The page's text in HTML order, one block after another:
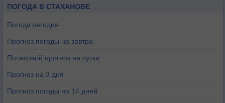
ПОГОДА В СТАХАНОВЕ
Погода сегодня
Прогноз погоды на завтра
Почасовой прогноз на сутки
Прогноз на 3 дня
Прогноз погоды на 14 дней